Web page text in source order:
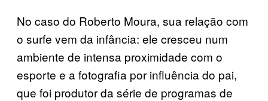
No caso do Roberto Moura, sua relação com
o surfe vem da infância: ele cresceu num
ambiente de intensa proximidade com o
esporte e a fotografia por influência do pai,
que foi produtor da série de programas de